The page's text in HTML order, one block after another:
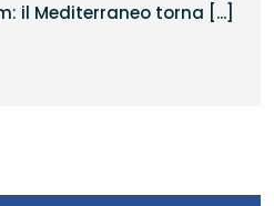
il Mediterraneo torna [...]